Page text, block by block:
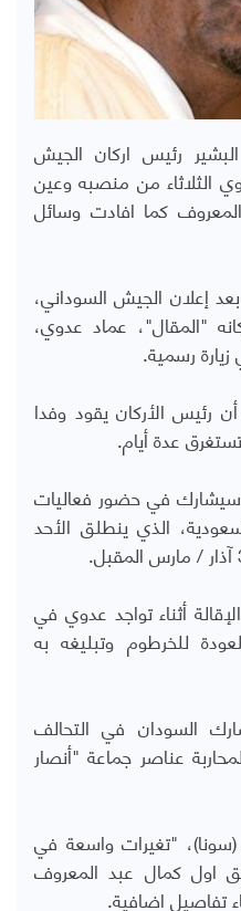
رئيس اركان الجيش
الثلاثاء من منصبه وعين
كما افادت وسائل
إعلان الجيش السوداني،
"المقال"، عماد عدوي،
رسمية.
رئيس الأركان يقود وفدا
عدة أيام.
في حضور فعاليات
الذي ينطلق الأحد
أثناء تواجد عدوي في
للخرطوم وتبليغه به
مارس 2015، يشارك السودان في التحالف
عناصر جماعة "أنصار
(سونا)، "تغيرات واسعة في
اول كمال عبد المعروف
تفاصيل اضافية.